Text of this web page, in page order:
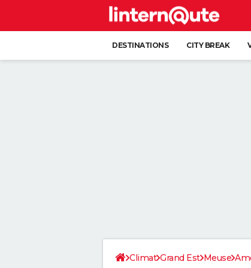
DESTINATIONS CITY BREAK
Climat Grand Est Meuse